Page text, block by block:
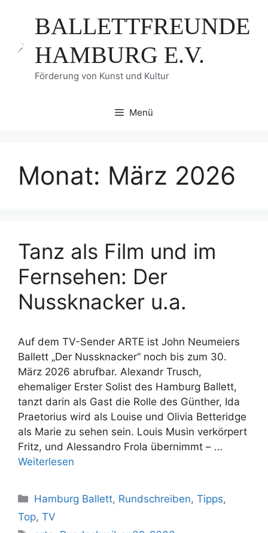
springenBALLETTFREUNDE
HAMBURG E.V.
Förderung von Kunst und Kultur
Menü
Monat: März 2026
Tanz als Film und im
Fernsehen: Der
Nussknacker u.a.
Auf dem TV-Sender ARTE ist John Neumeiers
Ballett „Der Nussknacker“ noch bis zum 30.
März 2026 abrufbar. Alexandr Trusch,
ehemaliger Erster Solist des Hamburg Ballett,
tanzt darin als Gast die Rolle des Günther, Ida
Praetorius wird als Louise und Olivia Betteridge
als Marie zu sehen sein. Louis Musin verkörpert
Fritz, und Alessandro Frola übernimmt – …
Weiterlesen
Kategorien
Hamburg Ballett, Rundschreiben,Tipps,
Top, TV